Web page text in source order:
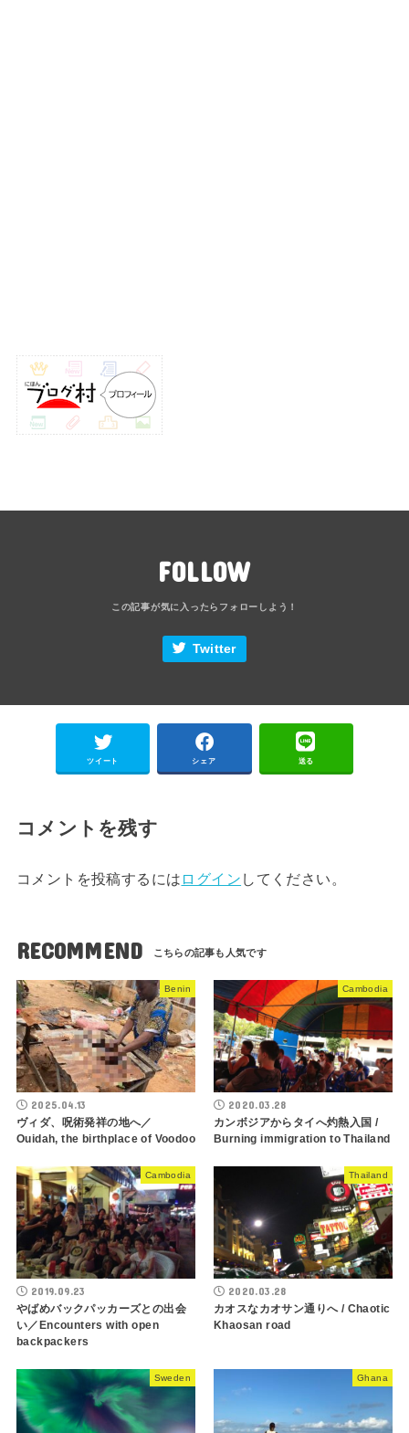
FOLLOW
Twitter
ツイート シェア 送る
コメントを残す
コメントを投稿するには ログイン してください。
RECOMMEND
Benin
2025.04.13
ヴィダ、呪術発祥の地へ／
Ouidah, the birthplace of Voodoo
Cambodia
2020.03.28
カンボジアからタイへ灼熱入国 /
Burning immigration to Thailand
Cambodia
2019.09.23
やばめバックパッカーズとの出会
い／Encounters with open
backpackers
Thailand
2020.03.28
カオスなカオサン通りへ / Chaotic
Khaosan road
Sweden Ghana